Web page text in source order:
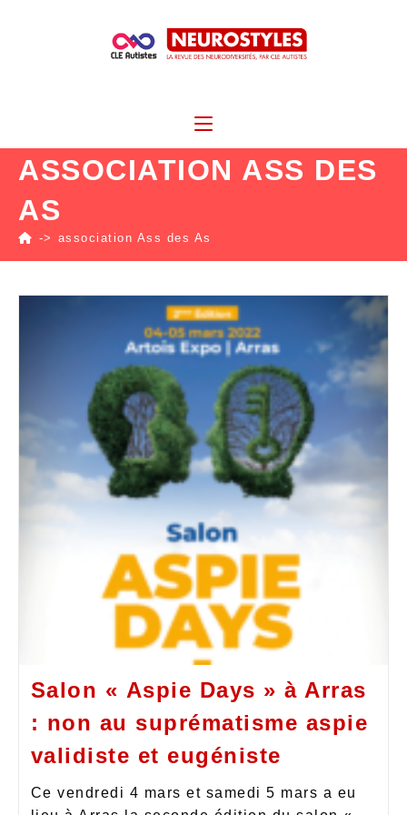
ASSOCIATION ASS DES
AS
-> association Ass des As
Salon « Aspie Days » à Arras
: non au suprématisme aspie
validiste et eugéniste
Ce vendredi 4 mars et samedi 5 mars a eu